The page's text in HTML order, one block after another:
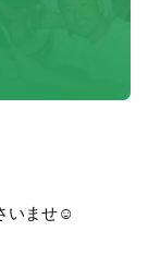
いませ☺️